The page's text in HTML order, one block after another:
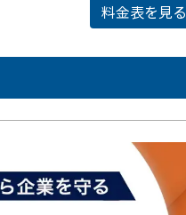
料金表を見る